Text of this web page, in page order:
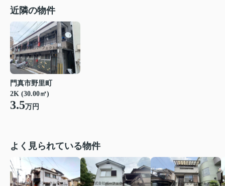
近隣の物件
門真市野里町
2K (30.00㎡)
3.5万円
よく見られている物件